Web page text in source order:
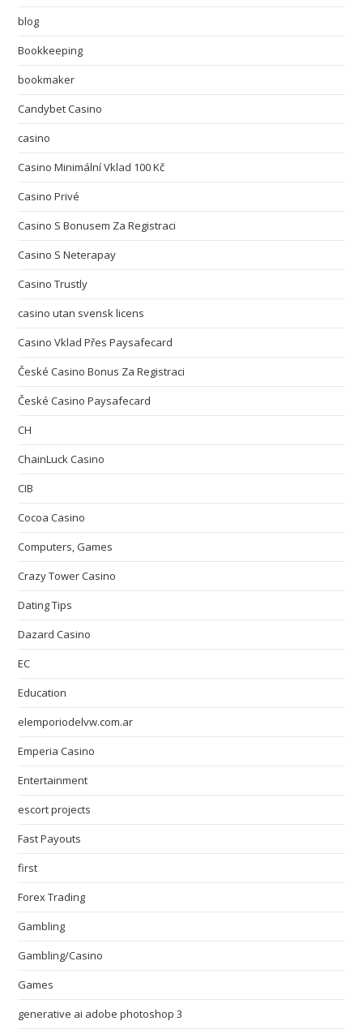
blog
Bookkeeping
bookmaker
Candybet Casino
casino
Casino Minimální Vklad 100 Kč
Casino Privé
Casino S Bonusem Za Registraci
Casino S Neterapay
Casino Trustly
casino utan svensk licens
Casino Vklad Přes Paysafecard
České Casino Bonus Za Registraci
České Casino Paysafecard
CH
ChainLuck Casino
CIB
Cocoa Casino
Computers, Games
Crazy Tower Сasino
Dating Tips
Dazard Casino
EC
Education
elemporiodelvw.com.ar
Emperia Casino
Entertainment
escort projects
Fast Payouts
first
Forex Trading
Gambling
Gambling/Casino
Games
generative ai adobe photoshop 3